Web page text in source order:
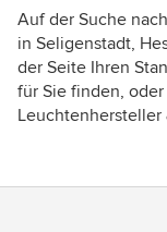
Auf der Suche
in Seligenstadt,
der Seite Ihren
für Sie finden,
Leuchtenhersteller